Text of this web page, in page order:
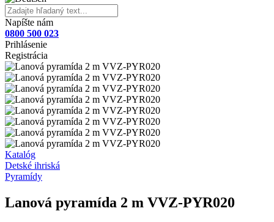
Napíšte nám
0800 500 023
Prihlásenie
Registrácia
Katalóg
Detské ihriská
Pyramídy
Lanová pyramída 2 m VVZ-PYR020